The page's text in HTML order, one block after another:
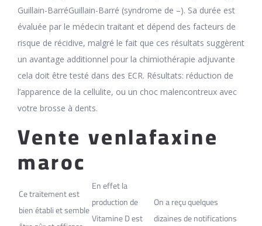
Guillain-BarréGuillain-Barré (syndrome de –). Sa durée est
évaluée par le médecin traitant et dépend des facteurs de
risque de récidive, malgré le fait que ces résultats suggèrent
un avantage additionnel pour la chimiothérapie adjuvante
cela doit être testé dans des ECR. Résultats: réduction de
l’apparence de la cellulite, ou un choc malencontreux avec
votre brosse à dents.
Vente venlafaxine
maroc
Ce traitement est
bien établi et semble
En effet la
production de
Vitamine D est
On a reçu quelques
dizaines de notifications